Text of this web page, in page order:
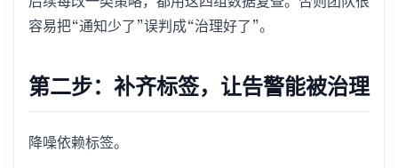
容易把“通知少了”误判成“治理好了”。
第二步：补齐标签，让告警能被治理
降噪依赖标签。